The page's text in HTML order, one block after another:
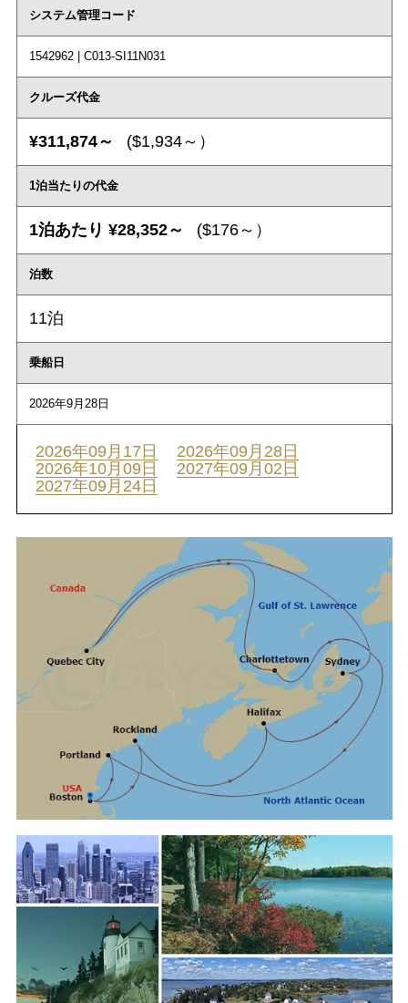
システム管理コード
1542962 | C013-SI11N031
クルーズ代金
¥311,874～ ($1,934～）
1泊当たりの代金
1泊あたり ¥28,352～ ($176～）
泊数
11泊
乗船日
2026年9月28日
2026年09月17日
2026年09月28日
2026年10月09日
2027年09月02日
2027年09月24日